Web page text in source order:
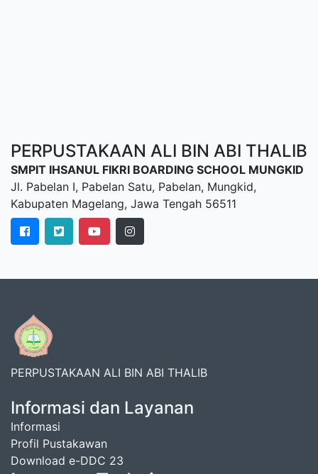
PERPUSTAKAAN ALI BIN ABI THALIB
SMPIT IHSANUL FIKRI BOARDING SCHOOL MUNGKID
Jl. Pabelan I, Pabelan Satu, Pabelan, Mungkid,
Kabupaten Magelang, Jawa Tengah 56511
PERPUSTAKAAN ALI BIN ABI THALIB
Informasi dan Layanan
Informasi
Profil Pustakawan
Download e-DDC 23